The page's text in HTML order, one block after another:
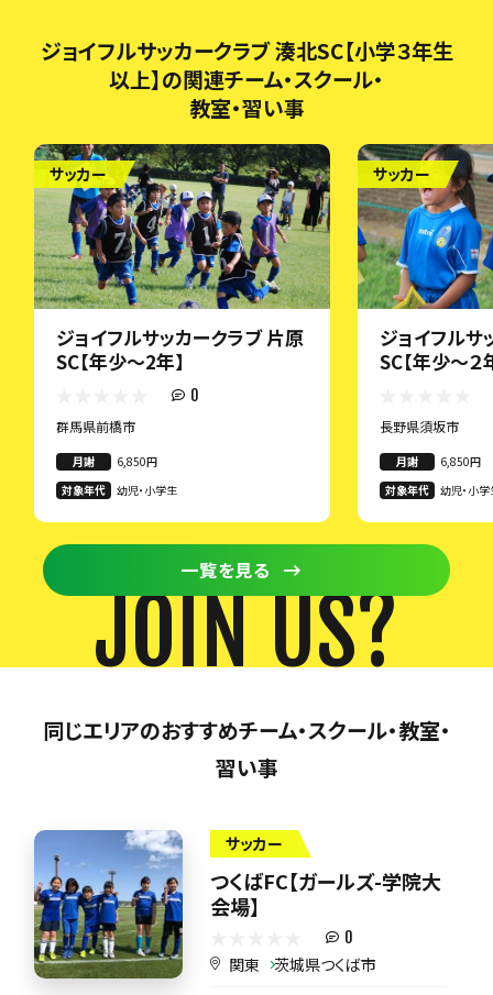
ジョイフルサッカークラブ 湊北SC【小学３年生
以上】の関連チーム・スクール・
教室・習い事
サッカー
ジョイフルサッカークラブ 片原
SC【年少～2年】
0
群馬県前橋市
月謝
6,850円
対象年代
幼児・小学生
サッカー
ジョイフルサ
SC【年少～２
長野県須坂市
月謝
6,850円
対象年代
幼児・小
一覧を見る
JOIN US?
同じエリアのおすすめチーム・スクール・教室・
習い事
サッカー
つくばFC【ガールズ-学院大
会場】
0
関東 茨城県つくば市